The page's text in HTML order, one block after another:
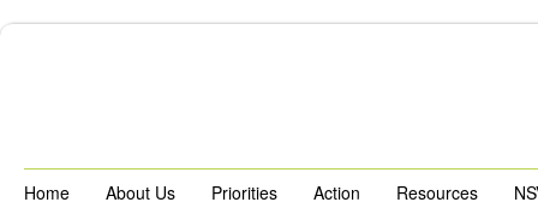
Home About Us Priorities Action Resources